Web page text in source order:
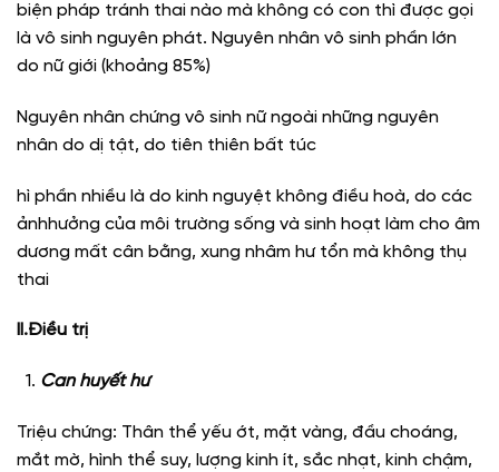
biện pháp tránh thai nào mà không có con thì được gọi
là vô sinh nguyên phát. Nguyên nhân vô sinh phần lớn
do nữ giới (khoảng 85%)
Nguyên nhân chứng vô sinh nữ ngoài những nguyên
nhân do dị tật, do tiên thiên bất túc
hì phần nhiều là do kinh nguyệt không điều hoà, do các
ảnhhưởng của môi trường sống và sinh hoạt làm cho âm
dương mất cân bằng, xung nhâm hư tổn mà không thụ
thai
II.Điều trị
Can huyết hư
Triệu chứng: Thân thể yếu ớt, mặt vàng, đầu choáng,
mắt mờ, hình thể suy, lượng kinh ít, sắc nhạt, kinh chậm,